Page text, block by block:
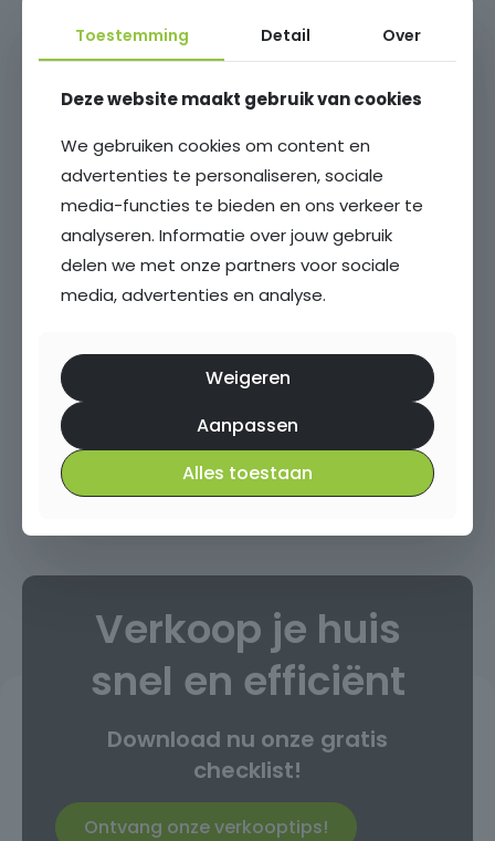
Baron van Sytzamastraat 76
Brummen
6 kamers
€ 567.000,- k.k.
Toon alle woningen
Verkoop je huis
snel en efficiënt
Download nu onze gratis
checklist!
Ontvang onze verkooptips!
Toestemming Detail Over
Deze website maakt gebruik van cookies
We gebruiken cookies om content en
advertenties te personaliseren, sociale
media-functies te bieden en ons verkeer te
analyseren. Informatie over jouw gebruik
delen we met onze partners voor sociale
media, advertenties en analyse.
Weigeren
Aanpassen
Alles toestaan